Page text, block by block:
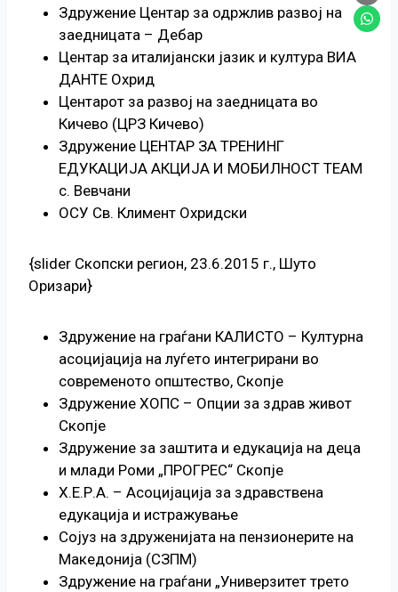
Здружение Центар за одржлив развој на
заедницата – Дебар
Центар за италијански јазик и култура ВИА
ДАНТЕ Охрид
Центарот за развој на заедницата во
Кичево (ЦРЗ Кичево)
Здружение ЦЕНТАР ЗА ТРЕНИНГ
ЕДУКАЦИЈА АКЦИЈА И МОБИЛНОСТ ТЕАМ
с. Вевчани
ОСУ Св. Климент Охридски
{slider Скопски регион, 23.6.2015 г., Шуто
Оризари}
Здружение на граѓани КАЛИСТО – Културна
асоцијација на луѓето интегрирани во
современото општество, Скопје
Здружение ХОПС – Опции за здрав живот
Скопје
Здружение за заштита и едукација на деца
и млади Роми „ПРОГРЕС“ Скопје
Х.Е.Р.А. – Асоцијација за здравствена
едукација и истражување
Сојуз на здруженијата на пензионерите на
Македонија (СЗПМ)
Здружение на граѓани „Универзитет трето